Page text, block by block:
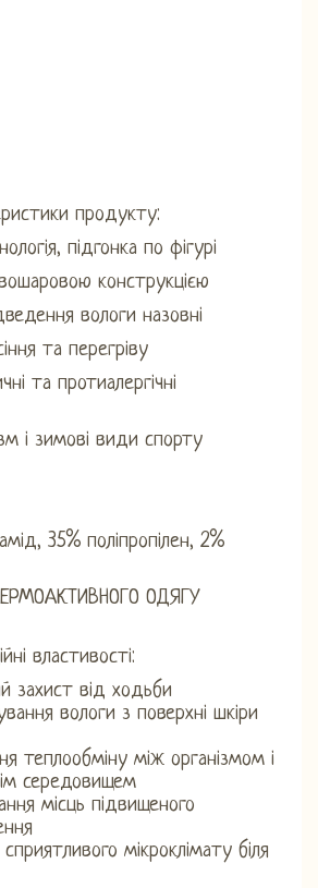
продукту:
підгонка по фігурі
конструкцією
вологи назовні
та перегріву
та протиалергічні
і зимові види спорту
35% поліпропілен, 2%
ОДЯГУ
властивості:
захист від ходьби
вологи з поверхні шкіри
теплообміну між організмом і
середовищем
місць підвищеного
мікроклімату біля